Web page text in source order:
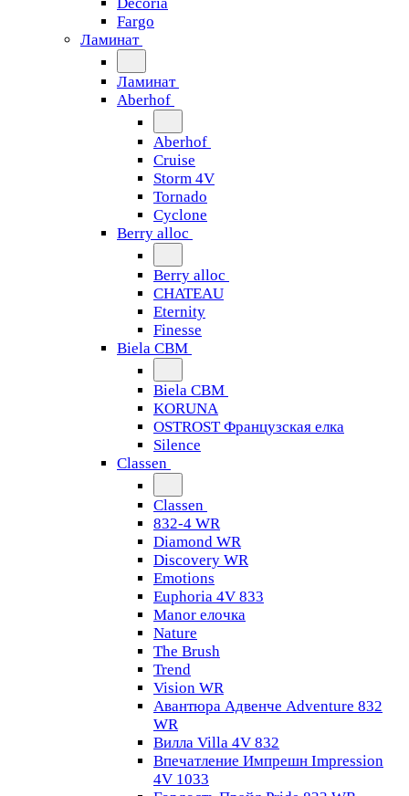
Fargo
Ламинат
Ламинат
Aberhof
Aberhof
Cruise
Storm 4V
Tornado
Сyclone
Berry alloc
Berry alloc
CHATEAU
Eternity
Finesse
Biela CBM
Biela CBM
KORUNA
OSTROST Французская елка
Silence
Classen
Classen
832-4 WR
Diamond WR
Discovery WR
Emotions
Euphoria 4V 833
Manor елочка
Nature
The Brush
Trend
Vision WR
Авантюра Адвенче Adventure 832
WR
Вилла Villa 4V 832
Впечатление Импрешн Impression
4V 1033